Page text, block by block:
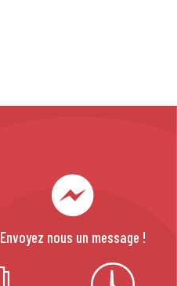
Envoyez nous un message !